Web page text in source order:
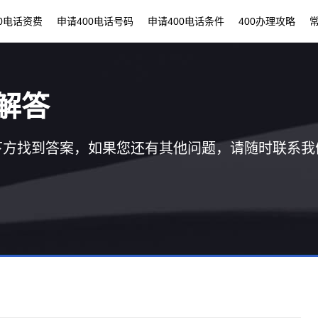
电话资费 申请400电话号码 申请400电话条件 400办理攻略
答
找到答案，如果您还有其他问题，请随时联系